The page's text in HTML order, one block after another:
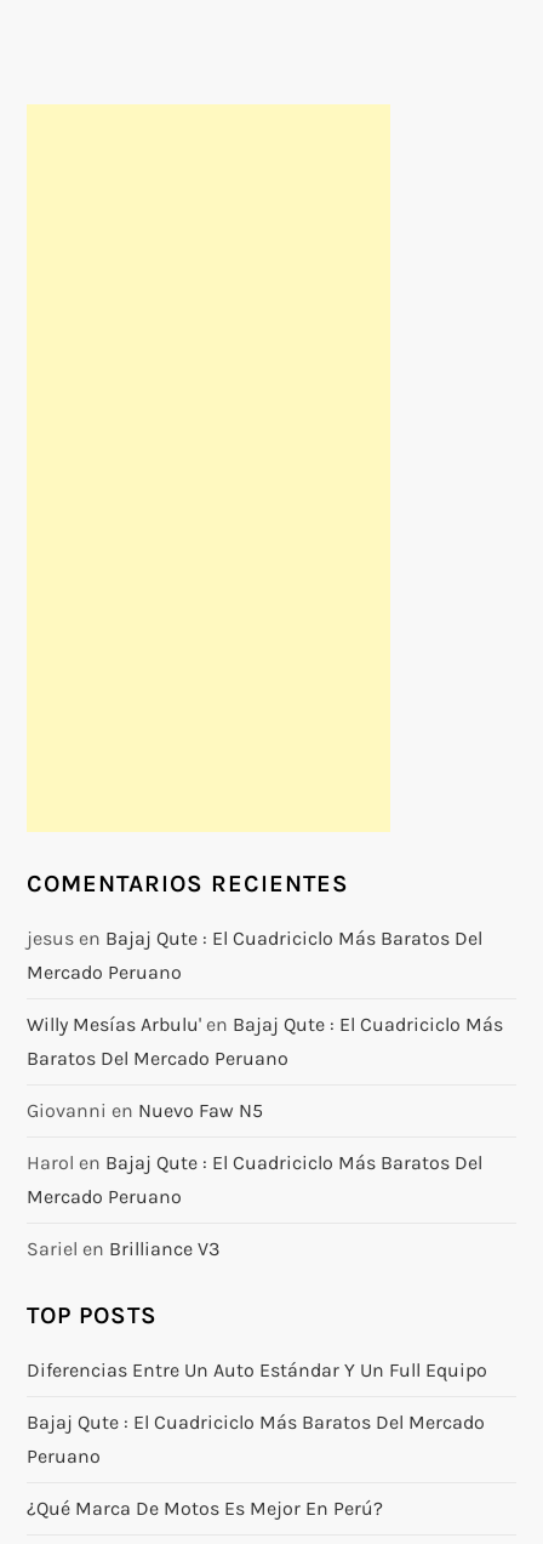
COMENTARIOS RECIENTES
jesus en Bajaj Qute : El Cuadriciclo Más Baratos Del
Mercado Peruano
Willy Mesías Arbulu' en Bajaj Qute : El Cuadriciclo Más
Baratos Del Mercado Peruano
Giovanni en Nuevo Faw N5
Harol en Bajaj Qute : El Cuadriciclo Más Baratos Del
Mercado Peruano
Sariel en Brilliance V3
TOP POSTS
Diferencias Entre Un Auto Estándar Y Un Full Equipo
Bajaj Qute : El Cuadriciclo Más Baratos Del Mercado
Peruano
¿Qué Marca De Motos Es Mejor En Perú?